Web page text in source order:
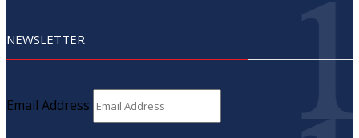
NEWSLETTER
Email Address